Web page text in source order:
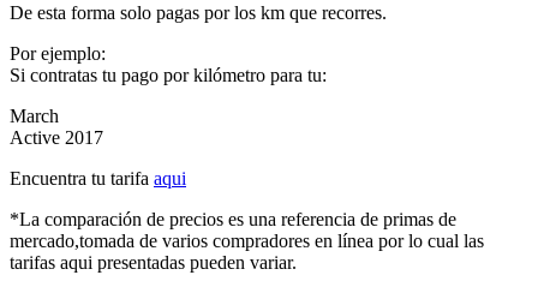
De esta forma solo pagas por los km que recorres.
Por ejemplo:
Si contratas tu pago por kilómetro para tu:
March
Active 2017
Encuentra tu tarifa aqui
*La comparación de precios es una referencia de primas de
mercado,tomada de varios compradores en línea por lo cual las
tarifas aqui presentadas pueden variar.